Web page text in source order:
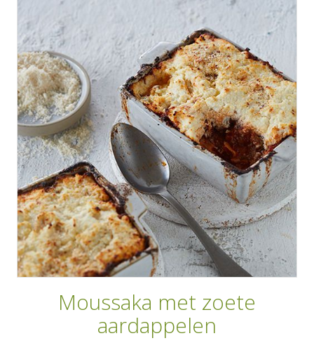
INLOGGEN
AANMELDEN
HOME
RECEPTEN
WEEKMENU'S
KOOKBOEKEN
Moussaka met zoete
aardappelen